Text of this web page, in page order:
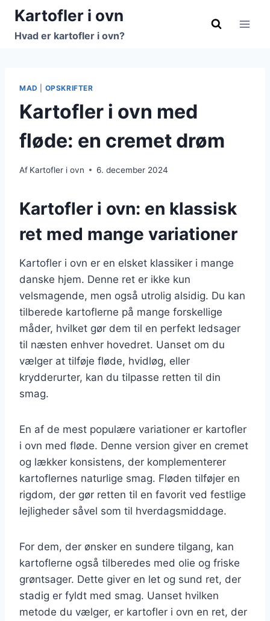
Fortsæt
indhold
Kartofler i ovn
Hvad er kartofler i ovn?
MAD OPSKRIFTER
Kartofler i ovn med
fløde: en cremet drøm
Af Kartofler i ovn 6. december 2024
Kartofler i ovn: en klassisk
ret med mange variationer
Kartofler i ovn er en elsket klassiker i mange
danske hjem. Denne ret er ikke kun
velsmagende, men også utrolig alsidig. Du kan
tilberede kartoflerne på mange forskellige
måder, hvilket gør dem til en perfekt ledsager
til næsten enhver hovedret. Uanset om du
vælger at tilføje fløde, hvidløg, eller
krydderurter, kan du tilpasse retten til din
smag.
En af de mest populære variationer er kartofler
i ovn med fløde. Denne version giver en cremet
og lækker konsistens, der komplementerer
kartoflernes naturlige smag. Fløden tilføjer en
rigdom, der gør retten til en favorit ved festlige
lejligheder såvel som til hverdagsmiddage.
For dem, der ønsker en sundere tilgang, kan
kartoflerne også tilberedes med olie og friske
grøntsager. Dette giver en let og sund ret, der
stadig er fyldt med smag. Uanset hvilken
metode du vælger, er kartofler i ovn en ret, der